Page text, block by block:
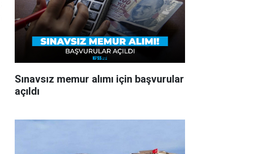
Sınavsız memur alımı için başvurular
açıldı